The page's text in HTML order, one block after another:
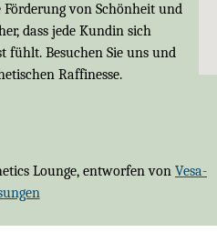
von Schönheit und
dass jede Kundin sich
fühlt. Besuchen Sie uns und
Raffinesse.
Lounge, entworfen von Vesa-